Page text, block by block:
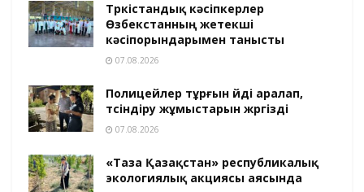
Түркістандық кәсіпкерлер
Өзбекстанның жетекші
кәсіпорындарымен танысты
07.08.2026
Полицейлер тұрғын үйді аралап,
түсіндіру жұмыстарын жүргізді
07.08.2026
«Таза Қазақстан» республикалық
экологиялық акциясы аясында